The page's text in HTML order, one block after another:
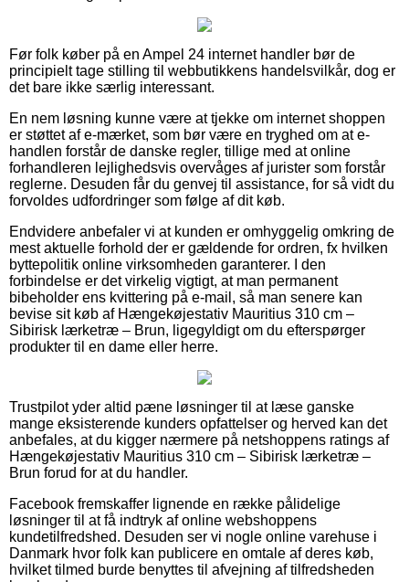
Før folk køber på en Ampel 24 internet handler bør de
principielt tage stilling til webbutikkens handelsvilkår, dog er
det bare ikke særlig interessant.
En nem løsning kunne være at tjekke om internet shoppen
er støttet af e-mærket, som bør være en tryghed om at e-
handlen forstår de danske regler, tillige med at online
forhandleren lejlighedsvis overvåges af jurister som forstår
reglerne. Desuden får du genvej til assistance, for så vidt du
forvoldes udfordringer som følge af dit køb.
Endvidere anbefaler vi at kunden er omhyggelig omkring de
mest aktuelle forhold der er gældende for ordren, fx hvilken
byttepolitik online virksomheden garanterer. I den
forbindelse er det virkelig vigtigt, at man permanent
bibeholder ens kvittering på e-mail, så man senere kan
bevise sit køb af Hængekøjestativ Mauritius 310 cm –
Sibirisk lærketræ – Brun, ligegyldigt om du efterspørger
produkter til en dame eller herre.
Trustpilot yder altid pæne løsninger til at læse ganske
mange eksisterende kunders opfattelser og herved kan det
anbefales, at du kigger nærmere på netshoppens ratings af
Hængekøjestativ Mauritius 310 cm – Sibirisk lærketræ –
Brun forud for at du handler.
Facebook fremskaffer lignende en række pålidelige
løsninger til at få indtryk af online webshoppens
kundetilfredshed. Desuden ser vi nogle online varehuse i
Danmark hvor folk kan publicere en omtale af deres køb,
hvilket tilmed burde benyttes til afvejning af tilfredsheden